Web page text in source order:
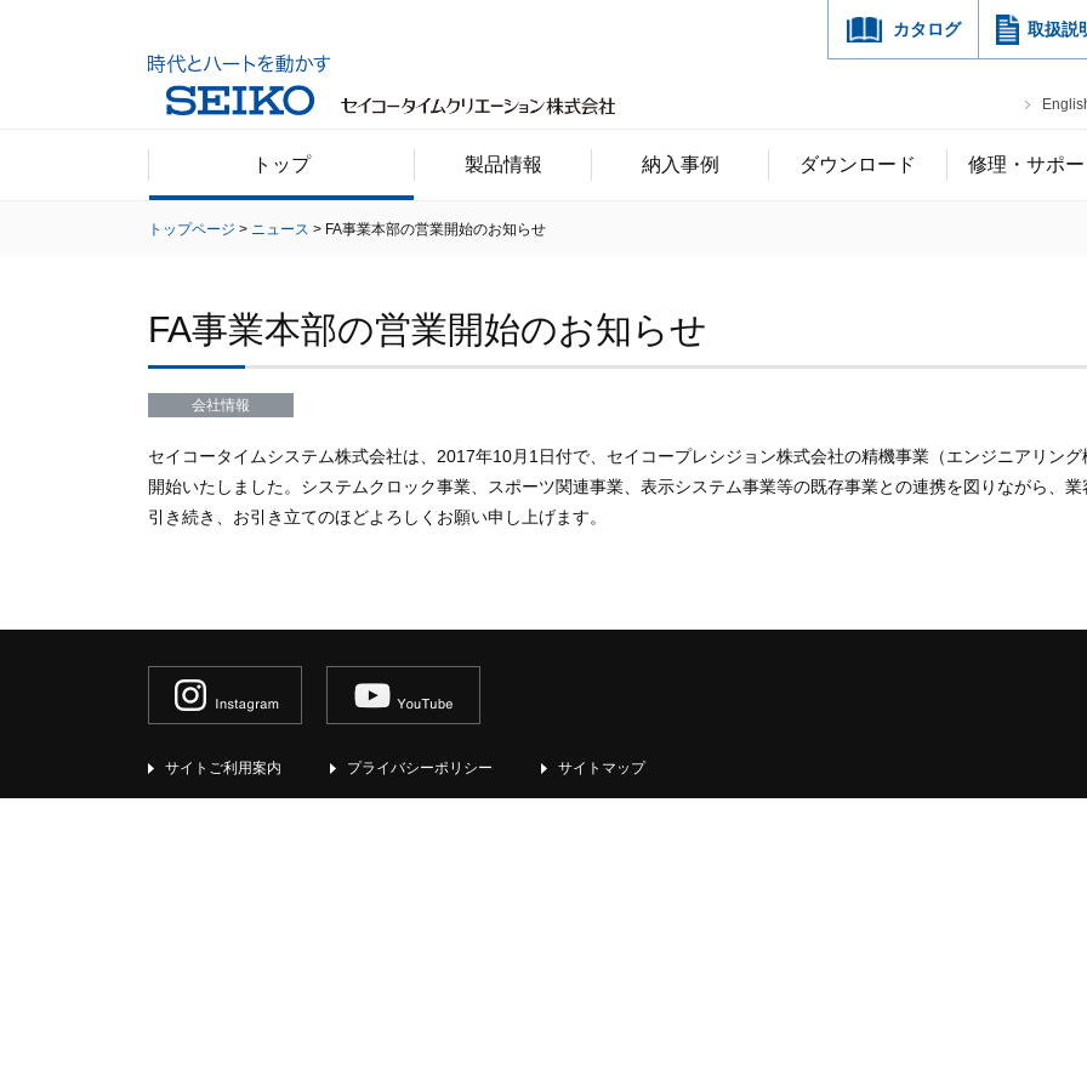
カタログ 取扱説
トップ 製品情報 納入事例 ダウンロード 修理・サポー
トップページ ニュース FA事業本部の営業開始のお知らせ
FA事業本部の営業開始のお知らせ
会社情報
セイコータイムシステム株式会社は、2017年10月1日付で、セイコープレシジョン株式会社の精機事業（エンジニアリン
開始いたしました。システムクロック事業、スポーツ関連事業、表示システム事業等の既存事業との連携を図りながら、業
引き続き、お引き立てのほどよろしくお願い申し上げます。
サイトご利用案内 プライバシーポリシー サイトマップ